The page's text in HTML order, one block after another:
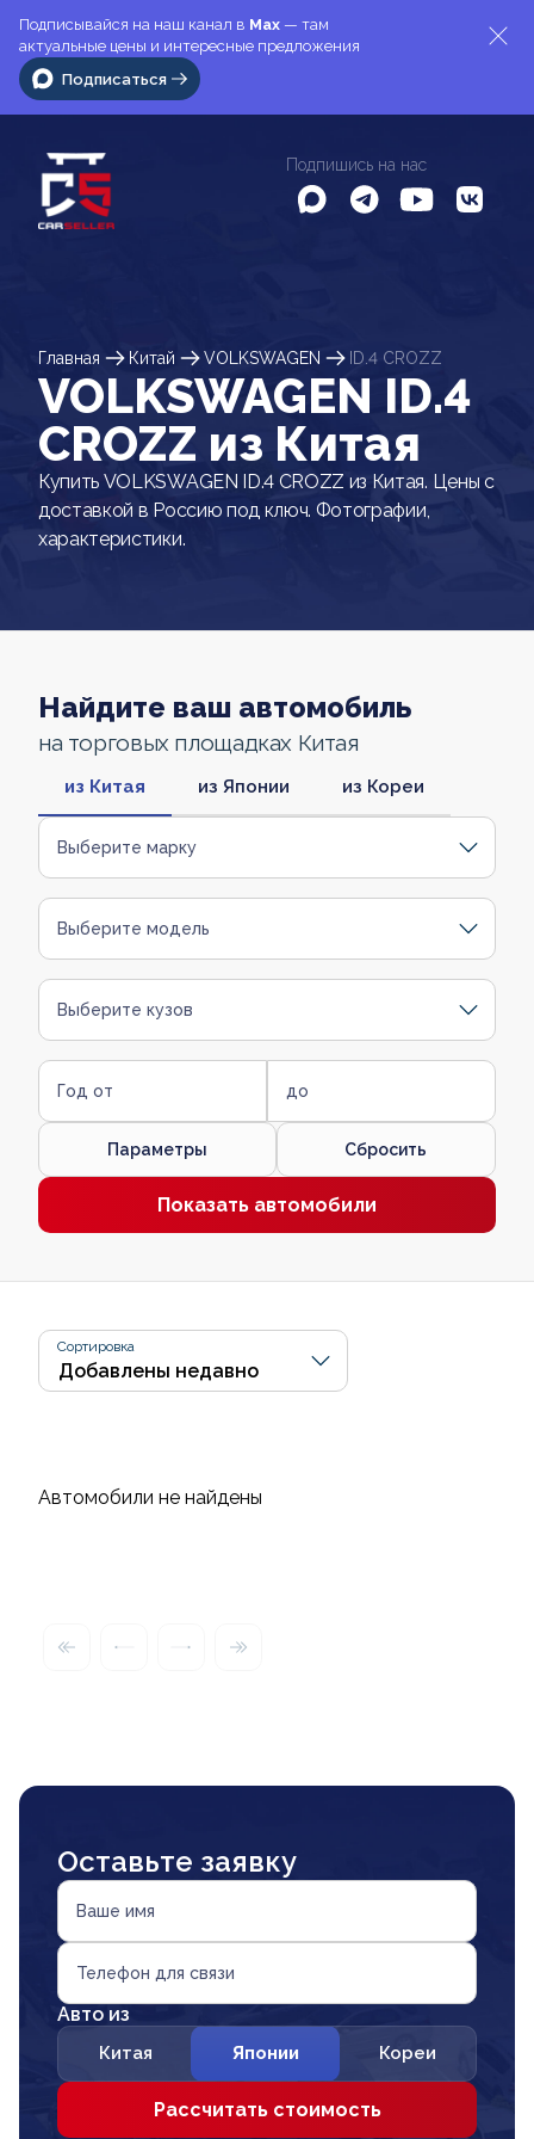
Подписывайся на наш канал в Max — там
актуальные цены и интересные предложения
Подписаться
Подпишись на нас
Главная Китай VOLKSWAGEN ID.4 CROZZ
VOLKSWAGEN ID.4
CROZZ из Китая
Купить VOLKSWAGEN ID.4 CROZZ из Китая. Цены с
доставкой в Россию под ключ. Фотографии,
характеристики.
Найдите ваш автомобиль
на торговых площадках Китая
из Китая из Японии из Кореи
Выберите марку
Выберите модель
Выберите кузов
Год от до
Параметры Сбросить
Показать автомобили
Сортировка
Автомобили не найдены
Оставьте заявку
Ваше имя
Телефон для связи
Авто из
Китая Японии Кореи
Рассчитать стоимость